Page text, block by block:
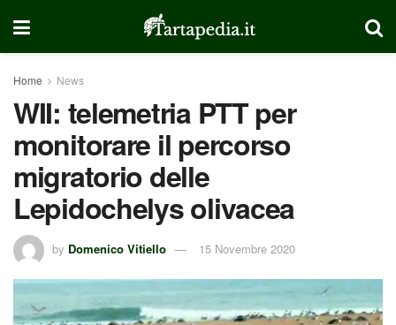
Home News
WII: telemetria PTT per
monitorare il percorso
migratorio delle
Lepidochelys olivacea
by Domenico Vitiello 15 Novembre 2020